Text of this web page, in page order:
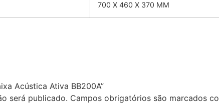
700 X 460 X 370 MM
Acústica Ativa BB200A”
será publicado. Campos obrigatórios são marcados